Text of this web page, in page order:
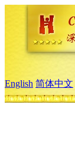
English 简体中文